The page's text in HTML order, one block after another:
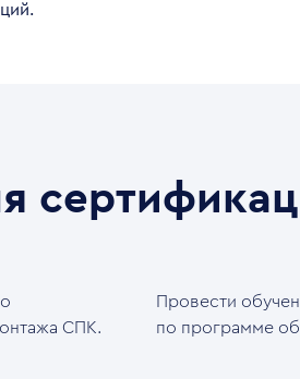
СПК.
Провести
по программе